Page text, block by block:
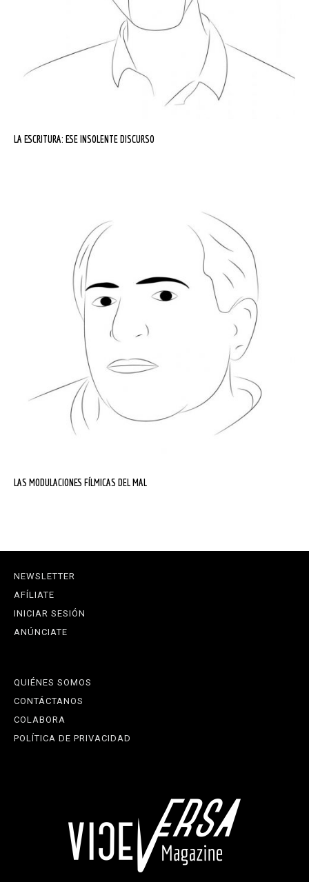
LA ESCRITURA: ESE INSOLENTE DISCURSO
LAS MODULACIONES FÍLMICAS DEL MAL
NEWSLETTER
AFÍLIATE
INICIAR SESIÓN
ANÚNCIATE
QUIÉNES SOMOS
CONTÁCTANOS
COLABORA
POLÍTICA DE PRIVACIDAD